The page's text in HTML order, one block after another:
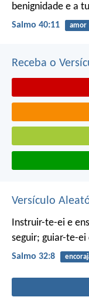
benignidade e a
Salmo 40:11 amor
Receba o
Versículo
Instruir-te-ei e
seguir; guiar-te-ei
Salmo 32:8